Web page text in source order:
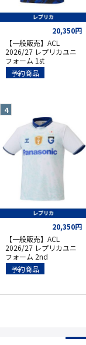
20,350円
【一般販売】ACL
2026/27 レプリカユニ
フォーム 1st
予約商品
20,350円
【一般販売】ACL
2026/27 レプリカユニ
フォーム 2nd
予約商品